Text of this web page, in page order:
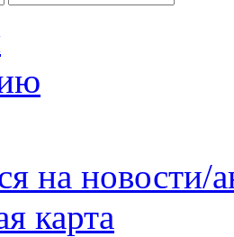
на новости/
карта